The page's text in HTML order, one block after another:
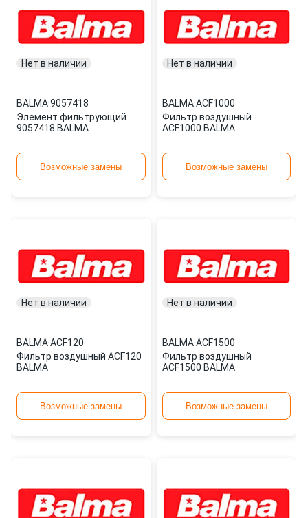
Нет в наличии
BALMA·9057418
Элемент фильтрующий
9057418 BALMA
Возможные замены
Нет в наличии
BALMA·ACF1000
Фильтр воздушный
ACF1000 BALMA
Возможные замены
Нет в наличии
BALMA·ACF120
Фильтр воздушный ACF120
BALMA
Возможные замены
Нет в наличии
BALMA·ACF1500
Фильтр воздушный
ACF1500 BALMA
Возможные замены